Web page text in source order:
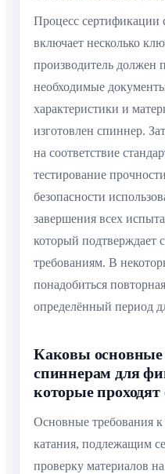
Процесс сертификации
включает несколько
производитель должен
необходимые
характеристики и
изготовлен спиннер.
на соответствие
тестирование
безопасности
завершения всех
который подтверждает
требованиям. В
понадобиться
определённый период
Каковы основные
спиннерам для
которые
Основные требования
катания, подлежащим
проверку материалов